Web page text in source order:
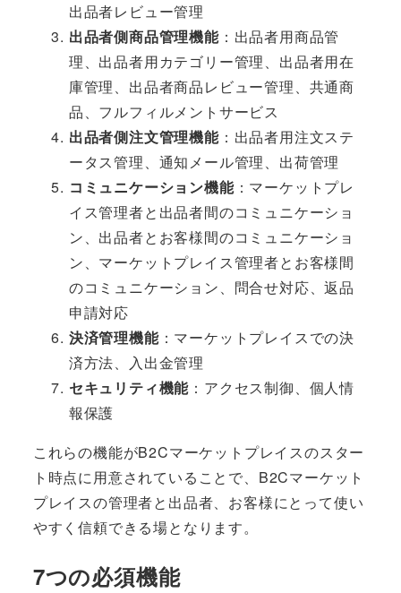
出品者レビュー管理
出品者側商品管理機能：出品者用商品管
理、出品者用カテゴリー管理、出品者用在
庫管理、出品者商品レビュー管理、共通商
品、フルフィルメントサービス
出品者側注文管理機能：出品者用注文ステ
ータス管理、通知メール管理、出荷管理
コミュニケーション機能：マーケットプレ
イス管理者と出品者間のコミュニケーショ
ン、出品者とお客様間のコミュニケーショ
ン、マーケットプレイス管理者とお客様間
のコミュニケーション、問合せ対応、返品
申請対応
決済管理機能：マーケットプレイスでの決
済方法、入出金管理
セキュリティ機能 ：アクセス制御、個人情
報保護
これらの機能がB2Cマーケットプレイスのスター
ト時点に用意されていることで、B2Cマーケット
プレイスの管理者と出品者、お客様にとって使い
やすく信頼できる場となります。
7つの必須機能